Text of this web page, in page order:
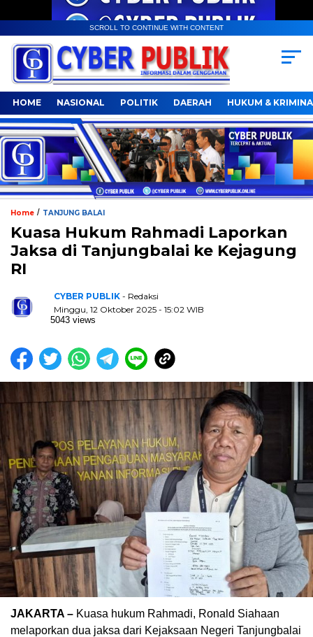
SCROLL TO CONTINUE WITH CONTENT
HOME NASIONAL POLITIK DAERAH HUKUM &
Home / TANJUNG BALAI
Kuasa Hukum Rahmadi Laporkan
Jaksa di Tanjungbalai ke Kejagung
RI
CYBER PUBLIK - Redaksi
Minggu, 12 Oktober 2025 - 15:02 WIB
5043 views
JAKARTA – Kuasa hukum Rahmadi, Ronald Siahaan
melaporkan dua jaksa dari Kejaksaan Negeri Tanjungbalai